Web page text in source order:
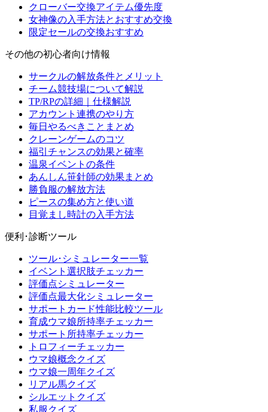
クローバー交換アイテム優先度
女神像の入手方法とおすすめ交換
限定セールの交換おすすめ
その他の初心者向け情報
サークルの解放条件とメリット
チーム競技場について解説
TP/RPの詳細｜仕様解説
アカウント連携のやり方
毎日やるべきことまとめ
クレーンゲームのコツ
福引チャンスの効果と確率
温泉イベントの条件
あんしん笹針師の効果まとめ
勝負服の解放方法
ピースの集め方と使い道
目覚まし時計の入手方法
便利･診断ツール
ツール･シミュレーター一覧
イベント選択肢チェッカー
評価点シミュレーター
評価点最大化シミュレーター
サポートカード性能比較ツール
育成ウマ娘所持率チェッカー
サポート所持率チェッカー
トロフィーチェッカー
ウマ娘概念クイズ
ウマ娘一周年クイズ
リアル馬クイズ
シルエットクイズ
私服クイズ